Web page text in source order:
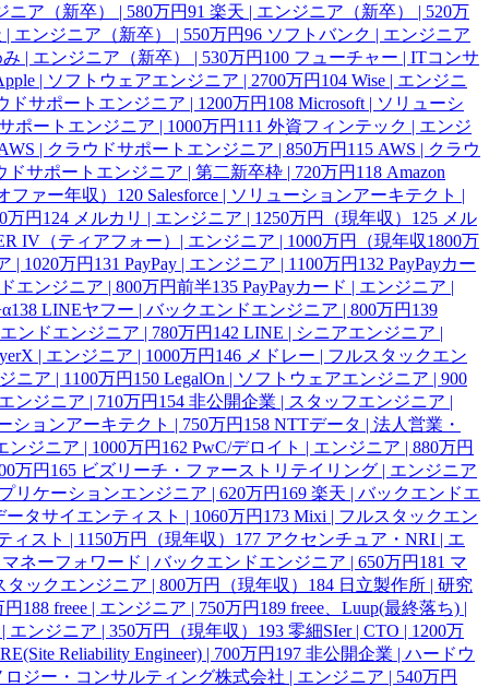
ニア（新卒） | 580万円91 楽天 | エンジニア（新卒） | 520万
| エンジニア（新卒） | 550万円96 ソフトバンク | エンジニア
| エンジニア（新卒） | 530万円 100 フューチャー | ITコンサ
| ソフトウェアエンジニア | 2700万円 104 Wise | エンジニ
ドサポートエンジニア | 1200万円 108 Microsoft | ソリューシ
ポートエンジニア | 1000万円 111 外資フィンテック | エンジ
| クラウドサポートエンジニア | 850万円 115 AWS | クラウ
ドサポートエンジニア | 第二新卒枠 | 720万円 118 Amazon
ファー年収） 120 Salesforce | ソリューションアーキテクト |
万円 124 メルカリ | エンジニア | 1250万円（現年収） 125 メル
IV（ティアフォー）| エンジニア | 1000万円（現年収1800万
| 1020万円 131 PayPay | エンジニア | 1100万円 132 PayPayカー
エンジニア | 800万円前半135 PayPayカード | エンジニア |
138 LINEヤフー | バックエンドエンジニア | 800万円 139
ンドエンジニア | 780万円 142 LINE | シニアエンジニア |
| エンジニア | 1000万円 146 メドレー | フルスタックエン
ニア | 1100万円 150 LegalOn | ソフトウェアエンジニア | 900
ンジニア | 710万円 154 非公開企業 | スタッフエンジニア |
ションアーキテクト | 750万円 158 NTTデータ | 法人営業・
ンジニア | 1000万円 162 PwC/デロイト | エンジニア | 880万円
万円 165 ビズリーチ・ファーストリテイリング | エンジニア
リケーションエンジニア | 620万円 169 楽天 | バックエンドエ
ータサイエンティスト | 1060万円 173 Mixi | フルスタックエン
ィスト | 1150万円（現年収） 177 アクセンチュア・NRI | エ
マネーフォワード | バックエンドエンジニア | 650万円 181 マ
ックエンジニア | 800万円（現年収） 184 日立製作所 | 研究
円 188 freee | エンジニア | 750万円 189 freee、Luup(最終落ち) |
エンジニア | 350万円（現年収） 193 零細SIer | CTO | 1200万
Reliability Engineer) | 700万円 197 非公開企業 | ハードウ
ジー・コンサルティング株式会社 | エンジニア | 540万円